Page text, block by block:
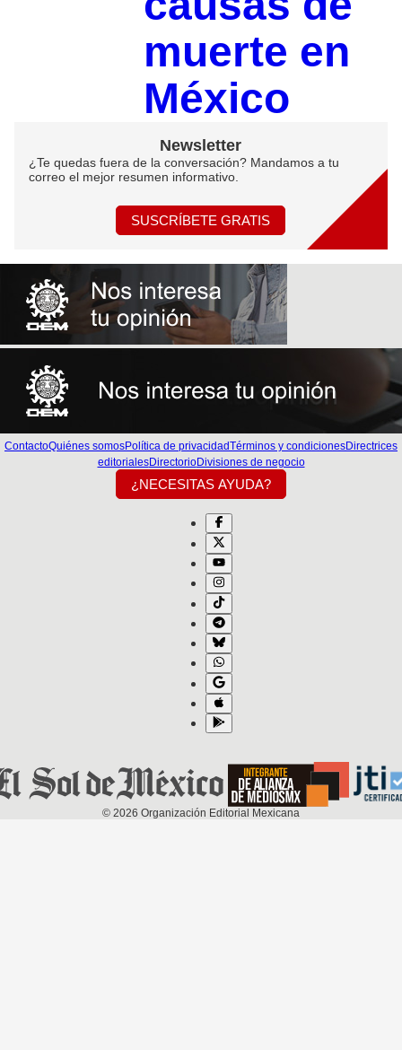
muerte en
México
Newsletter
¿Te quedas fuera de la conversación? Mandamos a tu
correo el mejor resumen informativo.
SUSCRÍBETE GRATIS
ContactoQuiénes somosPolítica de privacidadTérminos y condicionesDirectrices
editorialesDirectorioDivisiones de negocio
¿NECESITAS AYUDA?
© 2026 Organización Editorial Mexicana